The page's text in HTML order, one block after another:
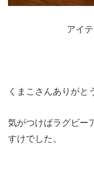
アイ
くまこさんありがと
気がつけばラグビー
すけでした。